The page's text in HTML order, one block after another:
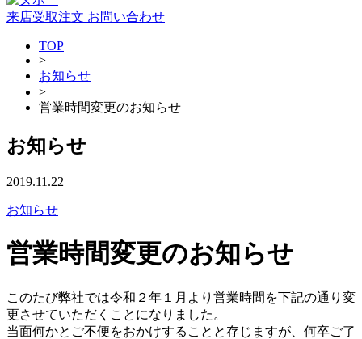
来店受取注文 お問い合わせ
TOP
>
お知らせ
>
営業時間変更のお知らせ
お知らせ
2019.11.22
お知らせ
営業時間変更のお知らせ
このたび弊社では令和２年１月より営業時間を下記の通り変
更させていただくことになりました。
当面何かとご不便をおかけすることと存じますが、何卒ご了